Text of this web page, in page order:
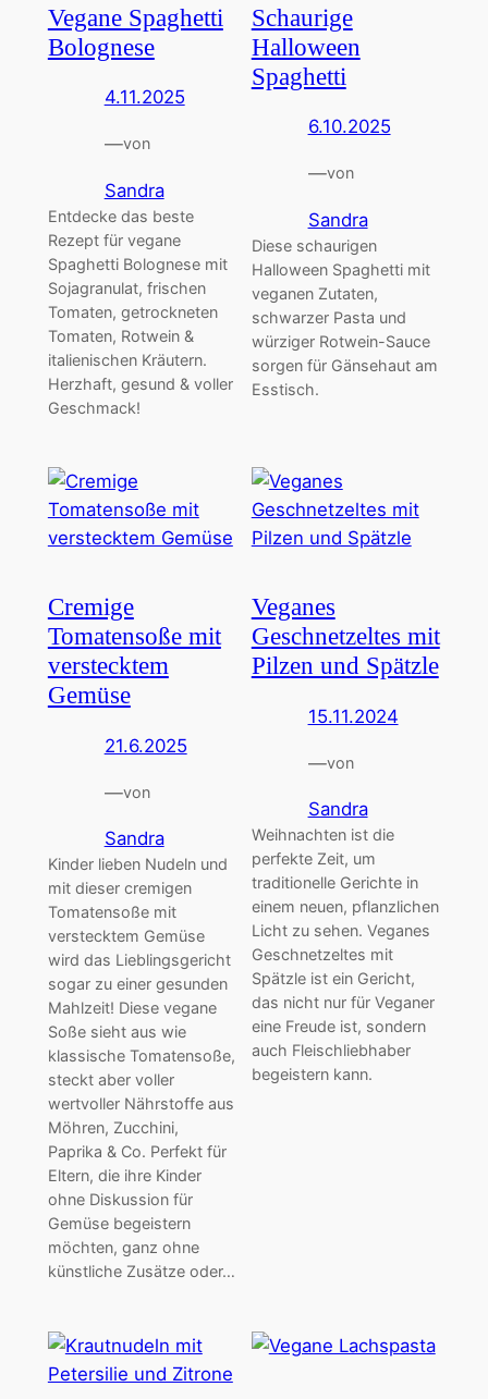
Vegane Spaghetti
Bolognese
4.11.2025
—von
Sandra
Entdecke das beste
Rezept für vegane
Spaghetti Bolognese mit
Sojagranulat, frischen
Tomaten, getrockneten
Tomaten, Rotwein &
italienischen Kräutern.
Herzhaft, gesund & voller
Geschmack!
Schaurige
Halloween
Spaghetti
6.10.2025
—von
Sandra
Diese schaurigen
Halloween Spaghetti mit
veganen Zutaten,
schwarzer Pasta und
würziger Rotwein-Sauce
sorgen für Gänsehaut am
Esstisch.
Cremige
Tomatensoße mit
verstecktem
Gemüse
21.6.2025
—von
Sandra
Kinder lieben Nudeln und
mit dieser cremigen
Tomatensoße mit
verstecktem Gemüse
wird das Lieblingsgericht
sogar zu einer gesunden
Mahlzeit! Diese vegane
Soße sieht aus wie
klassische Tomatensoße,
steckt aber voller
wertvoller Nährstoffe aus
Möhren, Zucchini,
Paprika & Co. Perfekt für
Eltern, die ihre Kinder
ohne Diskussion für
Gemüse begeistern
möchten, ganz ohne
künstliche Zusätze oder…
Veganes
Geschnetzeltes mit
Pilzen und Spätzle
15.11.2024
—von
Sandra
Weihnachten ist die
perfekte Zeit, um
traditionelle Gerichte in
einem neuen, pflanzlichen
Licht zu sehen. Veganes
Geschnetzeltes mit
Spätzle ist ein Gericht,
das nicht nur für Veganer
eine Freude ist, sondern
auch Fleischliebhaber
begeistern kann.